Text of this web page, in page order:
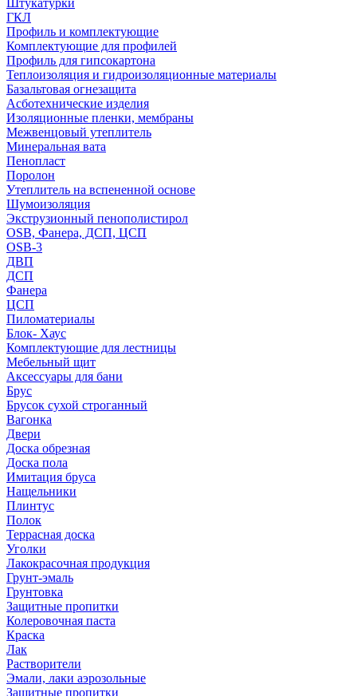
Штукатурки
ГКЛ
Профиль и комплектующие
Комплектующие для профилей
Профиль для гипсокартона
Теплоизоляция и гидроизоляционные материалы
Базальтовая огнезащита
Асботехнические изделия
Изоляционные пленки, мембраны
Межвенцовый утеплитель
Минеральная вата
Пенопласт
Поролон
Утеплитель на вспененной основе
Шумоизоляция
Экструзионный пенополистирол
OSB, Фанера, ДСП, ЦСП
OSB-3
ДВП
ДСП
Фанера
ЦСП
Пиломатериалы
Блок- Хаус
Комплектующие для лестницы
Мебельный щит
Аксессуары для бани
Брус
Брусок сухой строганный
Вагонка
Двери
Доска обрезная
Доска пола
Имитация бруса
Нащельники
Плинтус
Полок
Террасная доска
Уголки
Лакокрасочная продукция
Грунт-эмаль
Грунтовка
Защитные пропитки
Колеровочная паста
Краска
Лак
Растворители
Эмали, лаки аэрозольные
Защитные пропитки